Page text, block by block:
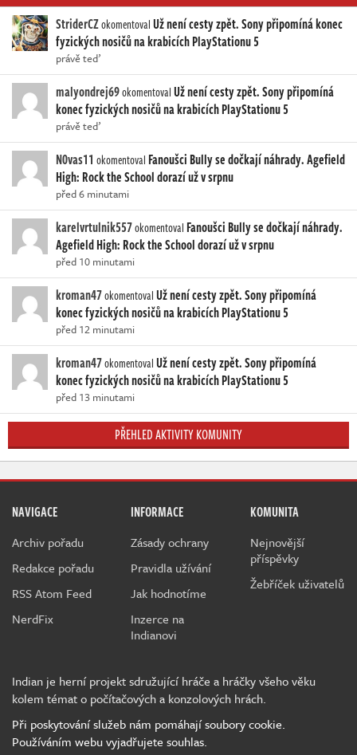
StriderCZokomentovalUž není cesty zpět. Sony připomíná konec
fyzických nosičů na krabicích PlayStationu 5
právě teď
malyondrej69okomentovalUž není cesty zpět. Sony připomíná
konec fyzických nosičů na krabicích PlayStationu 5
právě teď
N0vas11 okomentoval Fanoušci Bully se dočkají náhrady. Agefield
High: Rock the School dorazí už v srpnu
před 6 minutami
karelvrtulnik557okomentoval Fanoušci Bully se dočkají náhrady.
Agefield High: Rock the School dorazí už v srpnu
před 10 minutami
kroman47okomentovalUž není cesty zpět. Sony připomíná
konec fyzických nosičů na krabicích PlayStationu 5
před 12 minutami
kroman47okomentovalUž není cesty zpět. Sony připomíná
konec fyzických nosičů na krabicích PlayStationu 5
před 13 minutami
PŘEHLED AKTIVITY KOMUNITY
NAVIGACE
Archiv pořadu
Redakce pořadu
RSS Atom Feed
NerdFix
INFORMACE
Zásady ochrany
Pravidla užívání
Jak hodnotíme
Inzerce na
Indianovi
KOMUNITA
Nejnovější
příspěvky
Žebříček uživatelů
Indian je herní projekt sdružující hráče a hráčky všeho věku
kolem témat o počítačových a konzolových hrách.
Při poskytování služeb nám pomáhají soubory cookie.
Používáním webu vyjadřujete souhlas.